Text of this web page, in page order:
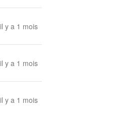
il y a 1 mois
il y a 1 mois
il y a 1 mois